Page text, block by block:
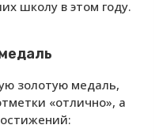
школу в этом году.
золотую медаль,
«отлично», а